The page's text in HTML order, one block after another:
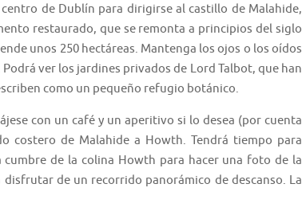
de Dublín para dirigirse al castillo de Malahide,
restaurado, que se remonta a principios del siglo
unos 250 hectáreas. Mantenga los ojos o los oídos
ver los jardines privados de Lord Talbot, que han
como un pequeño refugio botánico.
con un café y un aperitivo si lo desea (por cuenta
costero de Malahide a Howth. Tendrá tiempo para
de la colina Howth para hacer una foto de la
de un recorrido panorámico de descanso. La